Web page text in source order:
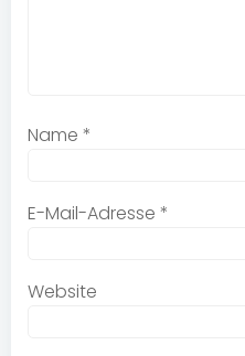
Name *
E-Mail-Adresse *
Website